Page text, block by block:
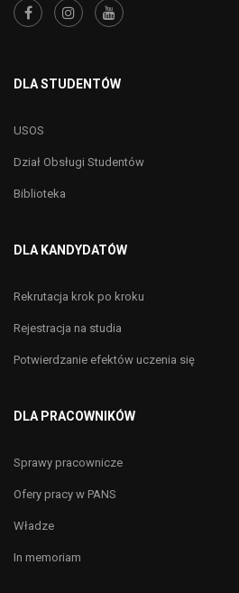
DLA STUDENTÓW
USOS
Dział Obsługi Studentów
Biblioteka
DLA KANDYDATÓW
Rekrutacja krok po kroku
Rejestracja na studia
Potwierdzanie efektów uczenia się
DLA PRACOWNIKÓW
Sprawy pracownicze
Ofery pracy w PANS
Władze
In memoriam